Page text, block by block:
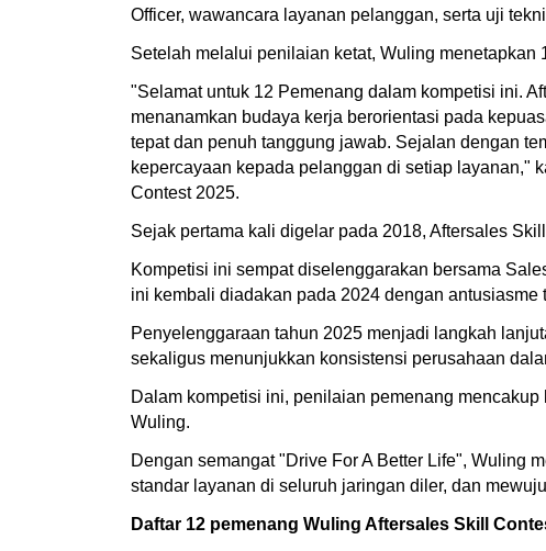
Officer, wawancara layanan pelanggan, serta uji
Setelah melalui penilaian ketat, Wuling
"Selamat untuk 12 Pemenang dalam kompetisi ini.
menanamkan budaya kerja berorientasi pada
tepat dan penuh tanggung jawab. Sejalan dengan
kepercayaan kepada pelanggan di setiap layanan,"
Contest 2025.
Sejak pertama kali digelar pada 2018, Aftersales
Kompetisi ini sempat diselenggarakan bersama
ini kembali diadakan pada 2024 dengan
Penyelenggaraan tahun 2025 menjadi langkah
sekaligus menunjukkan konsistensi perusahaan
Dalam kompetisi ini, penilaian pemenang
Wuling.
Dengan semangat "Drive For A Better Life", Wuling
standar layanan di seluruh jaringan diler, dan
Daftar 12 pemenang Wuling Aftersales Skill